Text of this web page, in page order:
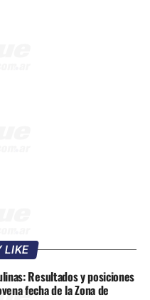
LIKE
Resultados y posiciones
fecha de la Zona de